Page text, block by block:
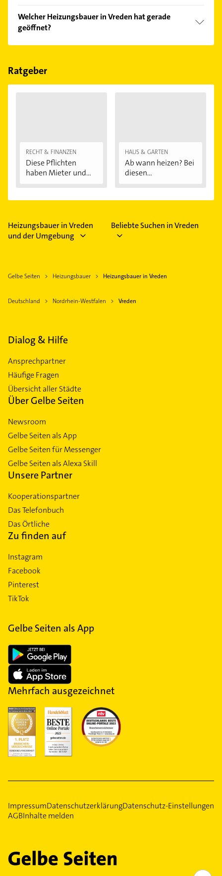
Kundenmeinungen und profitieren Sie von den
Empfehlungen. Die Suchergebnisse können Sie sich
einfach nachBewertungensortiert anzeigen lassen.
Welcher Heizungsbauer in Vreden hat gerade
geöffnet?
Im Anbieter-Bereich finden Sie alleÖffnungszeiten.
Feiertagen abweichen können.
Ratgeber
RECHT & FINANZEN
Diese Pflichten
haben Mieter und...
HAUS & GARTEN
Ab wann heizen? Bei
diesen
Heizungsbauer in Vreden
und der Umgebung
Beliebte Suchen in Vreden
Gelbe Seiten Heizungsbauer Heizungsbauer in Vreden
Deutschland Nordrhein-Westfalen Vreden
Dialog & Hilfe
Ansprechpartner
Häufige Fragen
Übersicht aller Städte
Über Gelbe Seiten
Newsroom
Gelbe Seiten als App
Gelbe Seiten für Messenger
Gelbe Seiten als Alexa Skill
Unsere Partner
Kooperationspartner
Das Telefonbuch
Das Örtliche
Zu finden auf
Instagram
Facebook
Pinterest
TikTok
Gelbe Seiten als App
Mehrfach ausgezeichnet
ImpressumDatenschutzerklärungDatenschutz-Einstellungen
AGBInhalte melden